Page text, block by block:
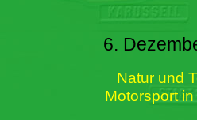
6.
Natur und
Motorsport